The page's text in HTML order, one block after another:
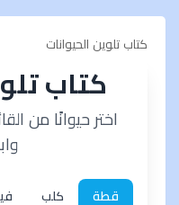
كتاب تلوين الحيوانات
كتاب
اختر حيوانًا من
قطة كلب